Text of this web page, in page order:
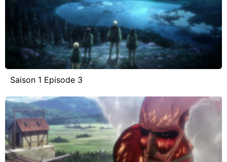
Saison 1 Episode 3